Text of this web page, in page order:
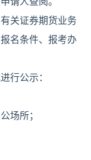
关证券期货业务
名条件、报考办
行公示：
场所；